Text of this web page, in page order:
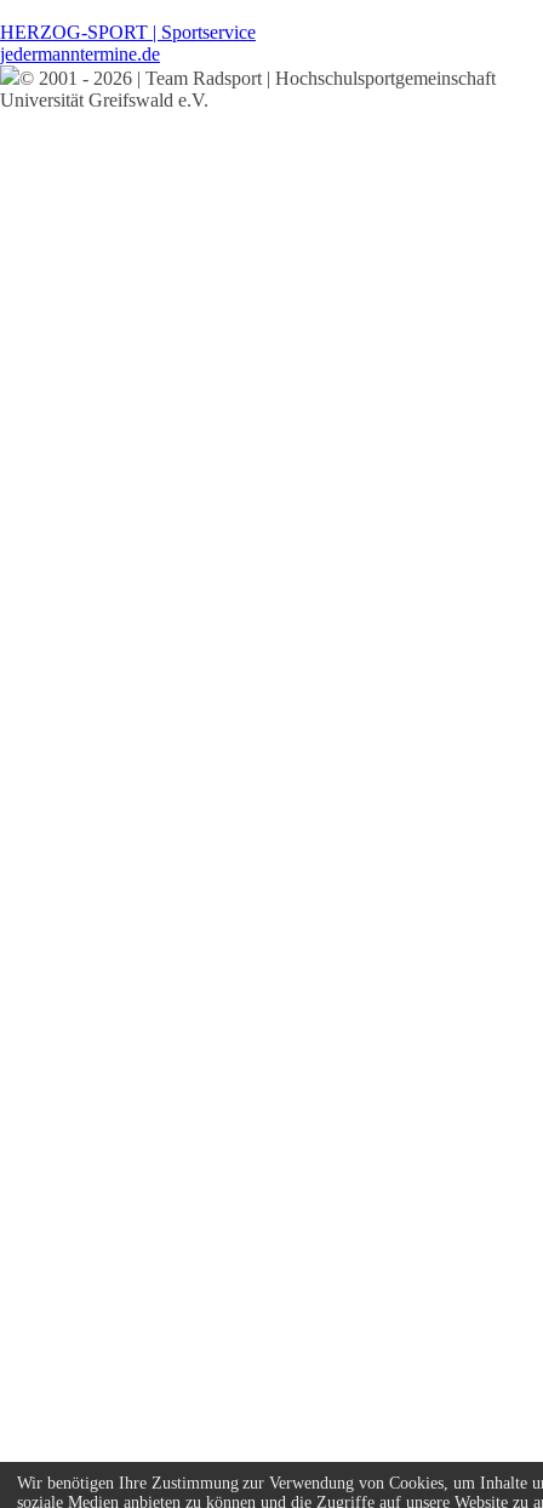
HERZOG-SPORT | Sportservice
jedermanntermine.de
© 2001 - 2026 | Team Radsport | Hochschulsportgemeinschaft
Universität Greifswald e.V.
Wir benötigen Ihre Zustimmung zur Verwendung von Cookies, um Inhalte
soziale Medien anbieten zu können und die Zugriffe auf unsere Website zu